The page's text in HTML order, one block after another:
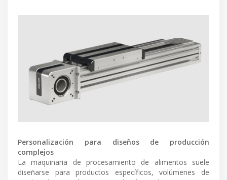
Personalización para diseños de producción
complejos
La maquinaria de procesamiento de alimentos suele
diseñarse para productos específicos, volúmenes de